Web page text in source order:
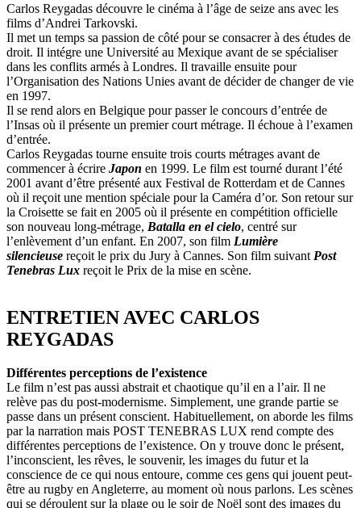
Carlos Reygadas découvre le cinéma à l’âge de seize ans avec les
films d’Andrei Tarkovski.
Il met un temps sa passion de côté pour se consacrer à des études de
droit. Il intégre une Université au Mexique avant de se spécialiser
dans les conflits armés à Londres. Il travaille ensuite pour
l’Organisation des Nations Unies avant de décider de changer de vie
en 1997.
Il se rend alors en Belgique pour passer le concours d’entrée de
l’Insas où il présente un premier court métrage. Il échoue à l’examen
d’entrée.
Carlos Reygadas tourne ensuite trois courts métrages avant de
commencer à écrire Japon en 1999. Le film est tourné durant l’été
2001 avant d’être présenté aux Festival de Rotterdam et de Cannes
où il reçoit une mention spéciale pour la Caméra d’or. Son retour sur
la Croisette se fait en 2005 où il présente en compétition officielle
son nouveau long-métrage, Batalla en el cielo, centré sur
l’enlèvement d’un enfant. En 2007, son film Lumière
silencieuse reçoit le prix du Jury à Cannes. Son film suivant Post
Tenebras Lux reçoit le Prix de la mise en scène.
ENTRETIEN AVEC CARLOS
REYGADAS
Différentes perceptions de l’existence
Le film n’est pas aussi abstrait et chaotique qu’il en a l’air. Il ne
relève pas du post-modernisme. Simplement, une grande partie se
passe dans un présent conscient. Habituellement, on aborde les films
par la narration mais POST TENEBRAS LUX rend compte des
différentes perceptions de l’existence. On y trouve donc le présent,
l’inconscient, les rêves, le souvenir, les images du futur et la
conscience de ce qui nous entoure, comme ces gens qui jouent peut-
être au rugby en Angleterre, au moment où nous parlons. Les scènes
qui se déroulent sur la plage ou le soir de Noël sont des images du